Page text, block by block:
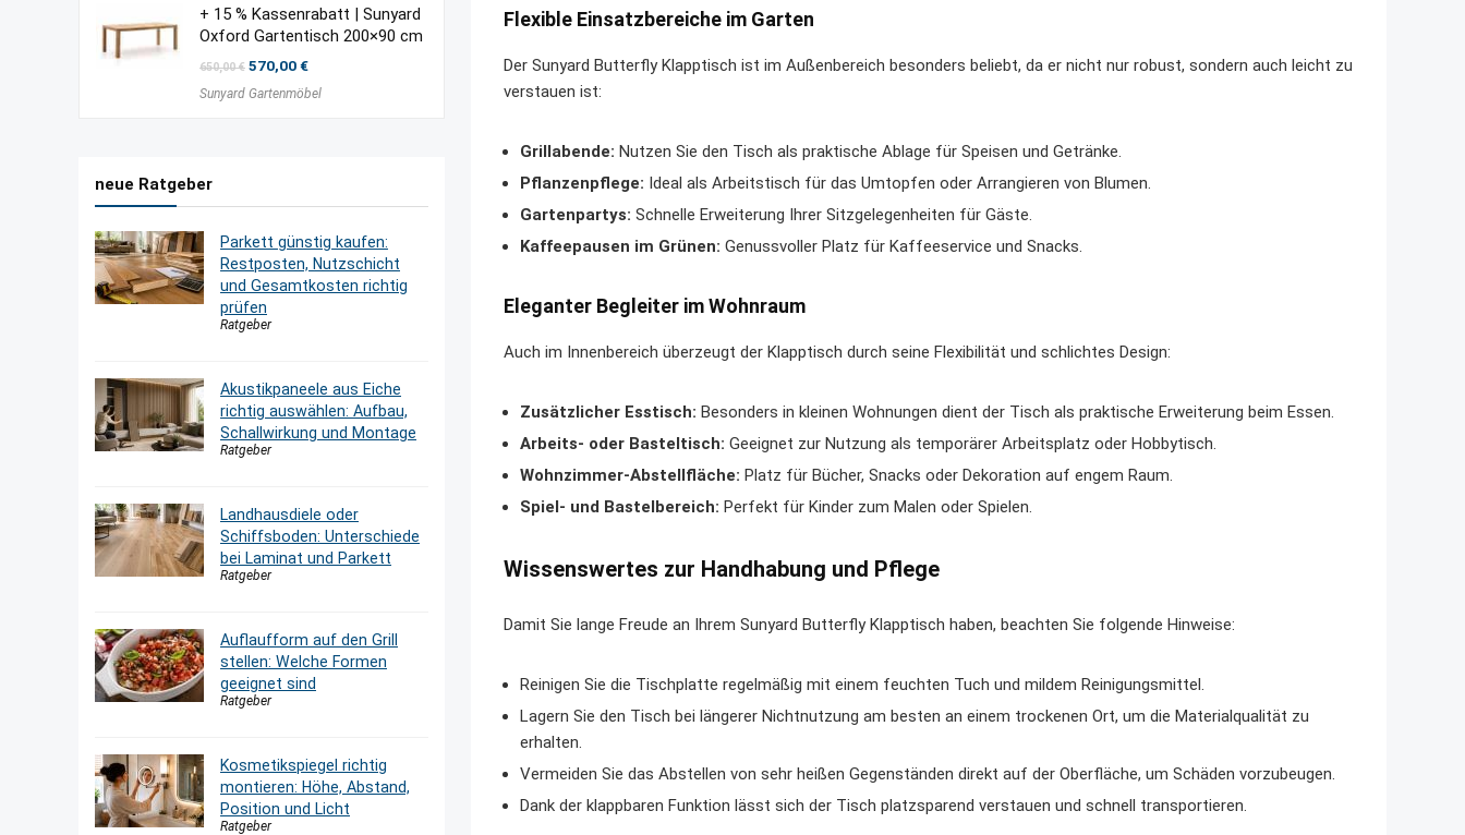
Flexible Einsatzbereiche im Garten
Der Sunyard Butterfly Klapptisch ist im Außenbereich besonders beliebt, da er nicht nur robust, sondern auch leicht zu
verstauen ist:
Grillabende: Nutzen Sie den Tisch als praktische Ablage für Speisen und Getränke.
Pflanzenpflege: Ideal als Arbeitstisch für das Umtopfen oder Arrangieren von Blumen.
Gartenpartys: Schnelle Erweiterung Ihrer Sitzgelegenheiten für Gäste.
Kaffeepausen im Grünen: Genussvoller Platz für Kaffeeservice und Snacks.
Eleganter Begleiter im Wohnraum
Auch im Innenbereich überzeugt der Klapptisch durch seine Flexibilität und schlichtes Design:
Zusätzlicher Esstisch: Besonders in kleinen Wohnungen dient der Tisch als praktische Erweiterung beim Essen.
Arbeits- oder Basteltisch: Geeignet zur Nutzung als temporärer Arbeitsplatz oder Hobbytisch.
Wohnzimmer-Abstellfläche: Platz für Bücher, Snacks oder Dekoration auf engem Raum.
Spiel- und Bastelbereich: Perfekt für Kinder zum Malen oder Spielen.
Wissenswertes zur Handhabung und Pflege
Damit Sie lange Freude an Ihrem Sunyard Butterfly Klapptisch haben, beachten Sie folgende Hinweise:
Reinigen Sie die Tischplatte regelmäßig mit einem feuchten Tuch und mildem Reinigungsmittel.
Lagern Sie den Tisch bei längerer Nichtnutzung am besten an einem trockenen Ort, um die Materialqualität zu
erhalten.
Vermeiden Sie das Abstellen von sehr heißen Gegenständen direkt auf der Oberfläche, um Schäden vorzubeugen.
Dank der klappbaren Funktion lässt sich der Tisch platzsparend verstauen und schnell transportieren.
+ 15 % Kassenrabatt | Sunyard
Oxford Gartentisch 200×90 cm
650,00€ Ursprünglicher
war:
570,00€Aktueller
ist:
Sunyard Gartenmöbel
neue Ratgeber
Parkett günstig kaufen:
Restposten, Nutzschicht
und Gesamtkosten richtig
prüfen
Ratgeber
Akustikpaneele aus Eiche
richtig auswählen: Aufbau,
Schallwirkung und Montage
Ratgeber
Landhausdiele oder
Schiffsboden: Unterschiede
bei Laminat und Parkett
Ratgeber
Auflaufform auf den Grill
stellen: Welche Formen
geeignet sind
Ratgeber
Kosmetikspiegel richtig
montieren: Höhe, Abstand,
Position und Licht
Ratgeber